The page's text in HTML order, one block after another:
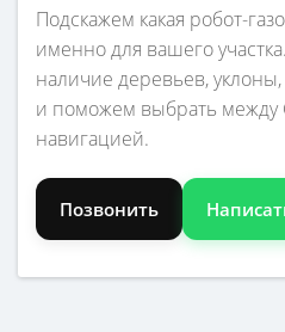
Подскажем какая робот-
именно для вашего
наличие деревьев,
и поможем выбрать между
навигацией.
Позвонить